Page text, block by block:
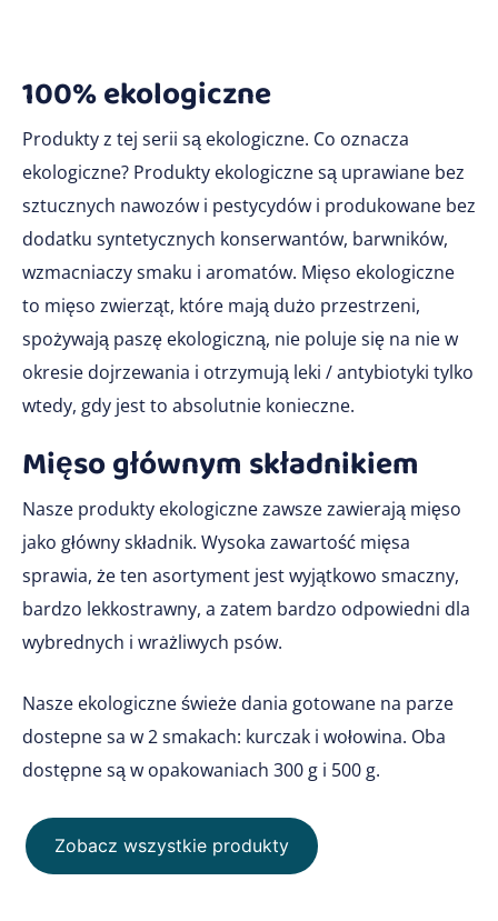
100% ekologiczne
Produkty z tej serii są ekologiczne. Co oznacza
ekologiczne? Produkty ekologiczne są uprawiane bez
sztucznych nawozów i pestycydów i produkowane bez
dodatku syntetycznych konserwantów, barwników,
wzmacniaczy smaku i aromatów. Mięso ekologiczne
to mięso zwierząt, które mają dużo przestrzeni,
spożywają paszę ekologiczną, nie poluje się na nie w
okresie dojrzewania i otrzymują leki / antybiotyki tylko
wtedy, gdy jest to absolutnie konieczne.
Mięso głównym składnikiem
Nasze produkty ekologiczne zawsze zawierają mięso
jako główny składnik. Wysoka zawartość mięsa
sprawia, że ten asortyment jest wyjątkowo smaczny,
bardzo lekkostrawny, a zatem bardzo odpowiedni dla
wybrednych i wrażliwych psów.
Nasze ekologiczne świeże dania gotowane na parze
dostepne sa w 2 smakach: kurczak i wołowina. Oba
dostępne są w opakowaniach 300 g i 500 g.
Zobacz wszystkie produkty